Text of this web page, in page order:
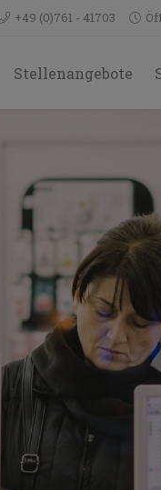
+49 (0)761 - 41703
Stellenangebote